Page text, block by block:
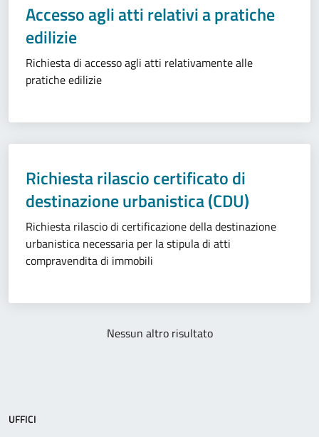
Accesso agli atti relativi a pratiche
edilizie
Richiesta di accesso agli atti relativamente alle
pratiche edilizie
Richiesta rilascio certificato di
destinazione urbanistica (CDU)
Richiesta rilascio di certificazione della destinazione
urbanistica necessaria per la stipula di atti
compravendita di immobili
Nessun altro risultato
UFFICI